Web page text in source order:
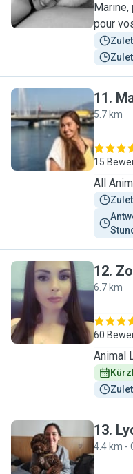
pour
M
11.
5.7 km
15
All
Z
12.
6.7 km
60
Animal
L
13.
4.4 km -